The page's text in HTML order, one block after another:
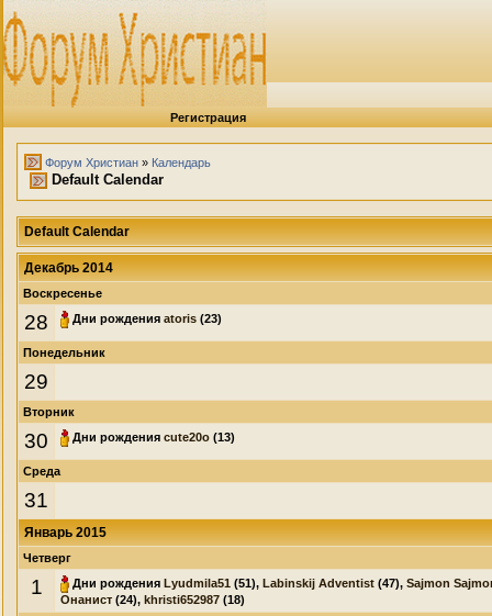
Регистрация
Форум Христиан » Календарь
Default Calendar
Default Calendar
Декабрь 2014
Воскресенье
28 Дни рождения atoris (23)
Понедельник
29
Вторник
30 Дни рождения cute20o (13)
Среда
31
Январь 2015
Четверг
1 Дни рождения Lyudmila51 (51), Labinskij Adventist (47), Sajmon
Онанист (24), khristi652987 (18)